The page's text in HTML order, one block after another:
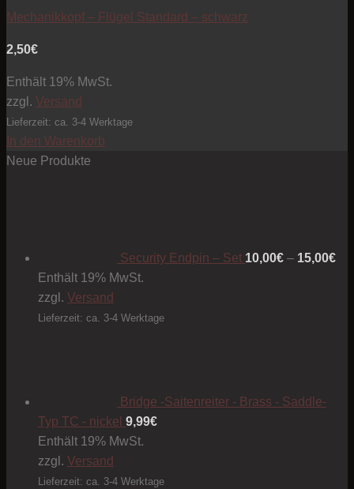
Mechanikkopf – Flügel Standard – schwarz
2,50€
Enthält 19% MwSt.
zzgl. Versand
Lieferzeit: ca. 3-4 Werktage
In den Warenkorb
Neue Produkte
Security Endpin – Set 10,00€ – 15,00€
Enthält 19% MwSt.
zzgl. Versand
Lieferzeit: ca. 3-4 Werktage
Bridge -Saitenreiter - Brass - Saddle-
Typ TC - nickel 9,99€
Enthält 19% MwSt.
zzgl. Versand
Lieferzeit: ca. 3-4 Werktage